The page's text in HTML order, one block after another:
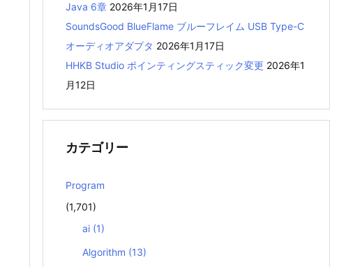
Java 6章 2026年1月17日
SoundsGood BlueFlame ブルーフレイム USB Type-C
オーディオアダプタ 2026年1月17日
HHKB Studio ポインティングスティック変更 2026年1
月12日
カテゴリー
Program
(1,701)
ai (1)
Algorithm (13)